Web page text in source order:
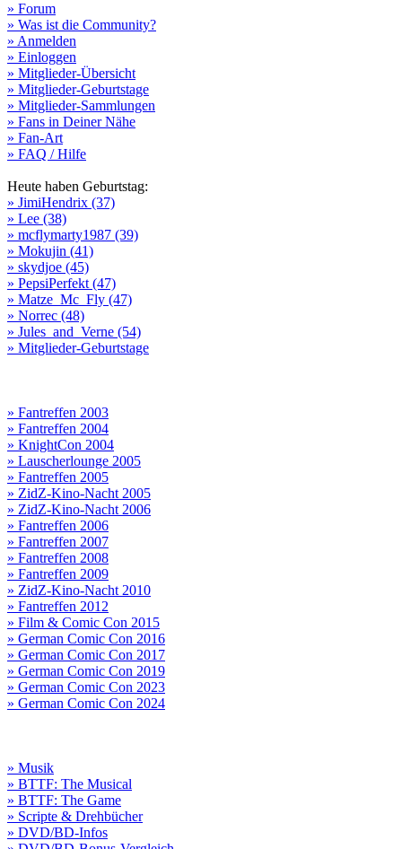
» Forum
» Was ist die Community?
» Anmelden
» Einloggen
» Mitglieder-Übersicht
» Mitglieder-Geburtstage
» Mitglieder-Sammlungen
» Fans in Deiner Nähe
» Fan-Art
» FAQ / Hilfe
Heute haben Geburtstag:
» JimiHendrix (37)
» Lee (38)
» mcflymarty1987 (39)
» Mokujin (41)
» skydjoe (45)
» PepsiPerfekt (47)
» Matze_Mc_Fly (47)
» Norrec (48)
» Jules_and_Verne (54)
» Mitglieder-Geburtstage
» Fantreffen 2003
» Fantreffen 2004
» KnightCon 2004
» Lauscherlounge 2005
» Fantreffen 2005
» ZidZ-Kino-Nacht 2005
» ZidZ-Kino-Nacht 2006
» Fantreffen 2006
» Fantreffen 2007
» Fantreffen 2008
» Fantreffen 2009
» ZidZ-Kino-Nacht 2010
» Fantreffen 2012
» Film & Comic Con 2015
» German Comic Con 2016
» German Comic Con 2017
» German Comic Con 2019
» German Comic Con 2023
» German Comic Con 2024
» Musik
» BTTF: The Musical
» BTTF: The Game
» Scripte & Drehbücher
» DVD/BD-Infos